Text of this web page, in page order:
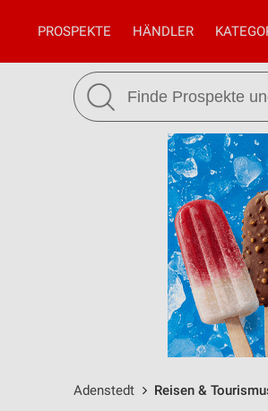
PROSPEKTE HÄNDLER
Adenstedt Reisen &